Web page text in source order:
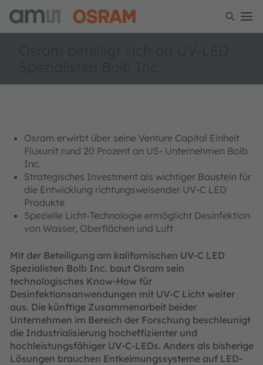
Osram erwirbt über seine Venture Capital Einheit
Fluxunit rund 20 Prozent an US- Unternehmen Bolb
Inc.
Strategisches Investment als wichtiger Baustein für
die Entwicklung richtungsweisender UV-C LED
Produkte
Spezielle Licht-Technologie ermöglicht Desinfektion
von Wasser, Oberflächen und Luft
Mit der Beteiligung am kalifornischen UV-C LED
Spezialisten Bolb Inc. baut Osram sein
technologisches Know-How für
Desinfektionsanwendungen mit UV-C Licht weiter
aus. Die künftige Zusammenarbeit beider
Unternehmen im Bereich der Forschung beschleunigt
die Industrialisierung hocheffizienter und
hochleistungsfähiger UV-C-LEDs. Anders als bisherige
Lösungen brauchen Entkeimungssysteme auf LED-